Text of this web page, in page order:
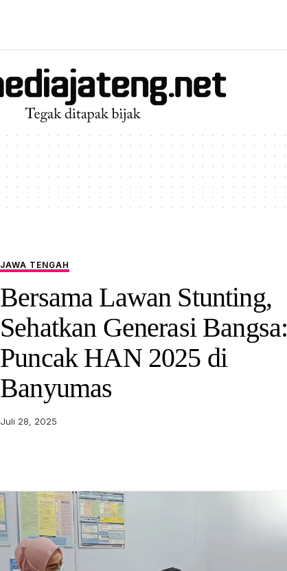
JAWA TENGAH
Bersama Lawan Stunting,
Sehatkan Generasi Bangsa:
Puncak HAN 2025 di
Banyumas
Juli 28, 2025